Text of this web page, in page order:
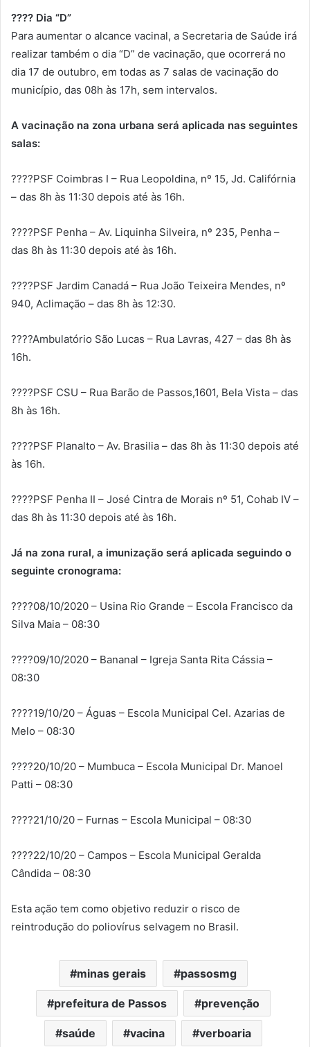
???? Dia “D”
Para aumentar o alcance vacinal, a Secretaria de Saúde irá
realizar também o dia “D” de vacinação, que ocorrerá no
dia 17 de outubro, em todas as 7 salas de vacinação do
município, das 08h às 17h, sem intervalos.
A vacinação na zona urbana será aplicada nas seguintes
salas:
????PSF Coimbras I – Rua Leopoldina, nº 15, Jd. Califórnia
– das 8h às 11:30 depois até às 16h.
????PSF Penha – Av. Liquinha Silveira, nº 235, Penha –
das 8h às 11:30 depois até às 16h.
????PSF Jardim Canadá – Rua João Teixeira Mendes, nº
940, Aclimação – das 8h às 12:30.
????Ambulatório São Lucas – Rua Lavras, 427 – das 8h às
16h.
????PSF CSU – Rua Barão de Passos,1601, Bela Vista – das
8h às 16h.
????PSF Planalto – Av. Brasilia – das 8h às 11:30 depois até
às 16h.
????PSF Penha II – José Cintra de Morais nº 51, Cohab IV –
das 8h às 11:30 depois até às 16h.
Já na zona rural, a imunização será aplicada seguindo o
seguinte cronograma:
????08/10/2020 – Usina Rio Grande – Escola Francisco da
Silva Maia – 08:30
????09/10/2020 – Bananal – Igreja Santa Rita Cássia –
08:30
????19/10/20 – Águas – Escola Municipal Cel. Azarias de
Melo – 08:30
????20/10/20 – Mumbuca – Escola Municipal Dr. Manoel
Patti – 08:30
????21/10/20 – Furnas – Escola Municipal – 08:30
????22/10/20 – Campos – Escola Municipal Geralda
Cândida – 08:30
Esta ação tem como objetivo reduzir o risco de
reintrodução do poliovírus selvagem no Brasil.
minas gerais passosmg
prefeitura de Passos prevenção
saúde vacina verboaria